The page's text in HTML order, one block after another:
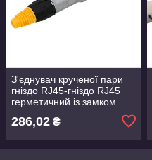
З'єднувач крученої пари
гніздо RJ45-гніздо RJ45
герметичний із замком
286,02 ₴